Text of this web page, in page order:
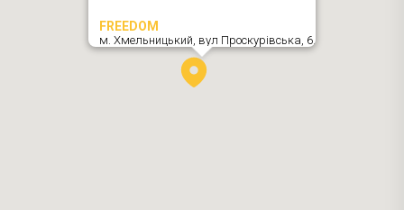
FREEDOM
м. Хмельницький, вул Проскурівська, 6,